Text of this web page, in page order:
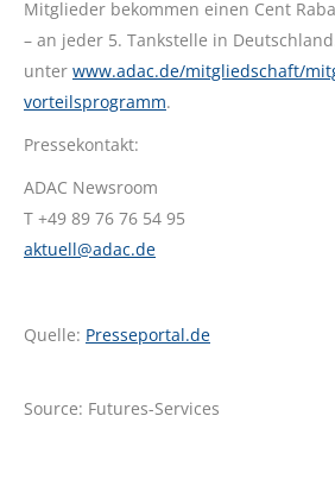
Mitglieder bekommen einen Cent
– an jeder 5. Tankstelle in
unter www.adac.de/mitgliedschaft/
vorteilsprogramm.
Pressekontakt:
ADAC Newsroom
T +49 89 76 76 54 95
aktuell@adac.de
Quelle: Presseportal.de
Source: Futures-Services